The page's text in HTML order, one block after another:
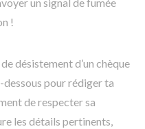
!
désistement d’un chèque
dessous pour rédiger ta
de respecter sa
les détails pertinents,